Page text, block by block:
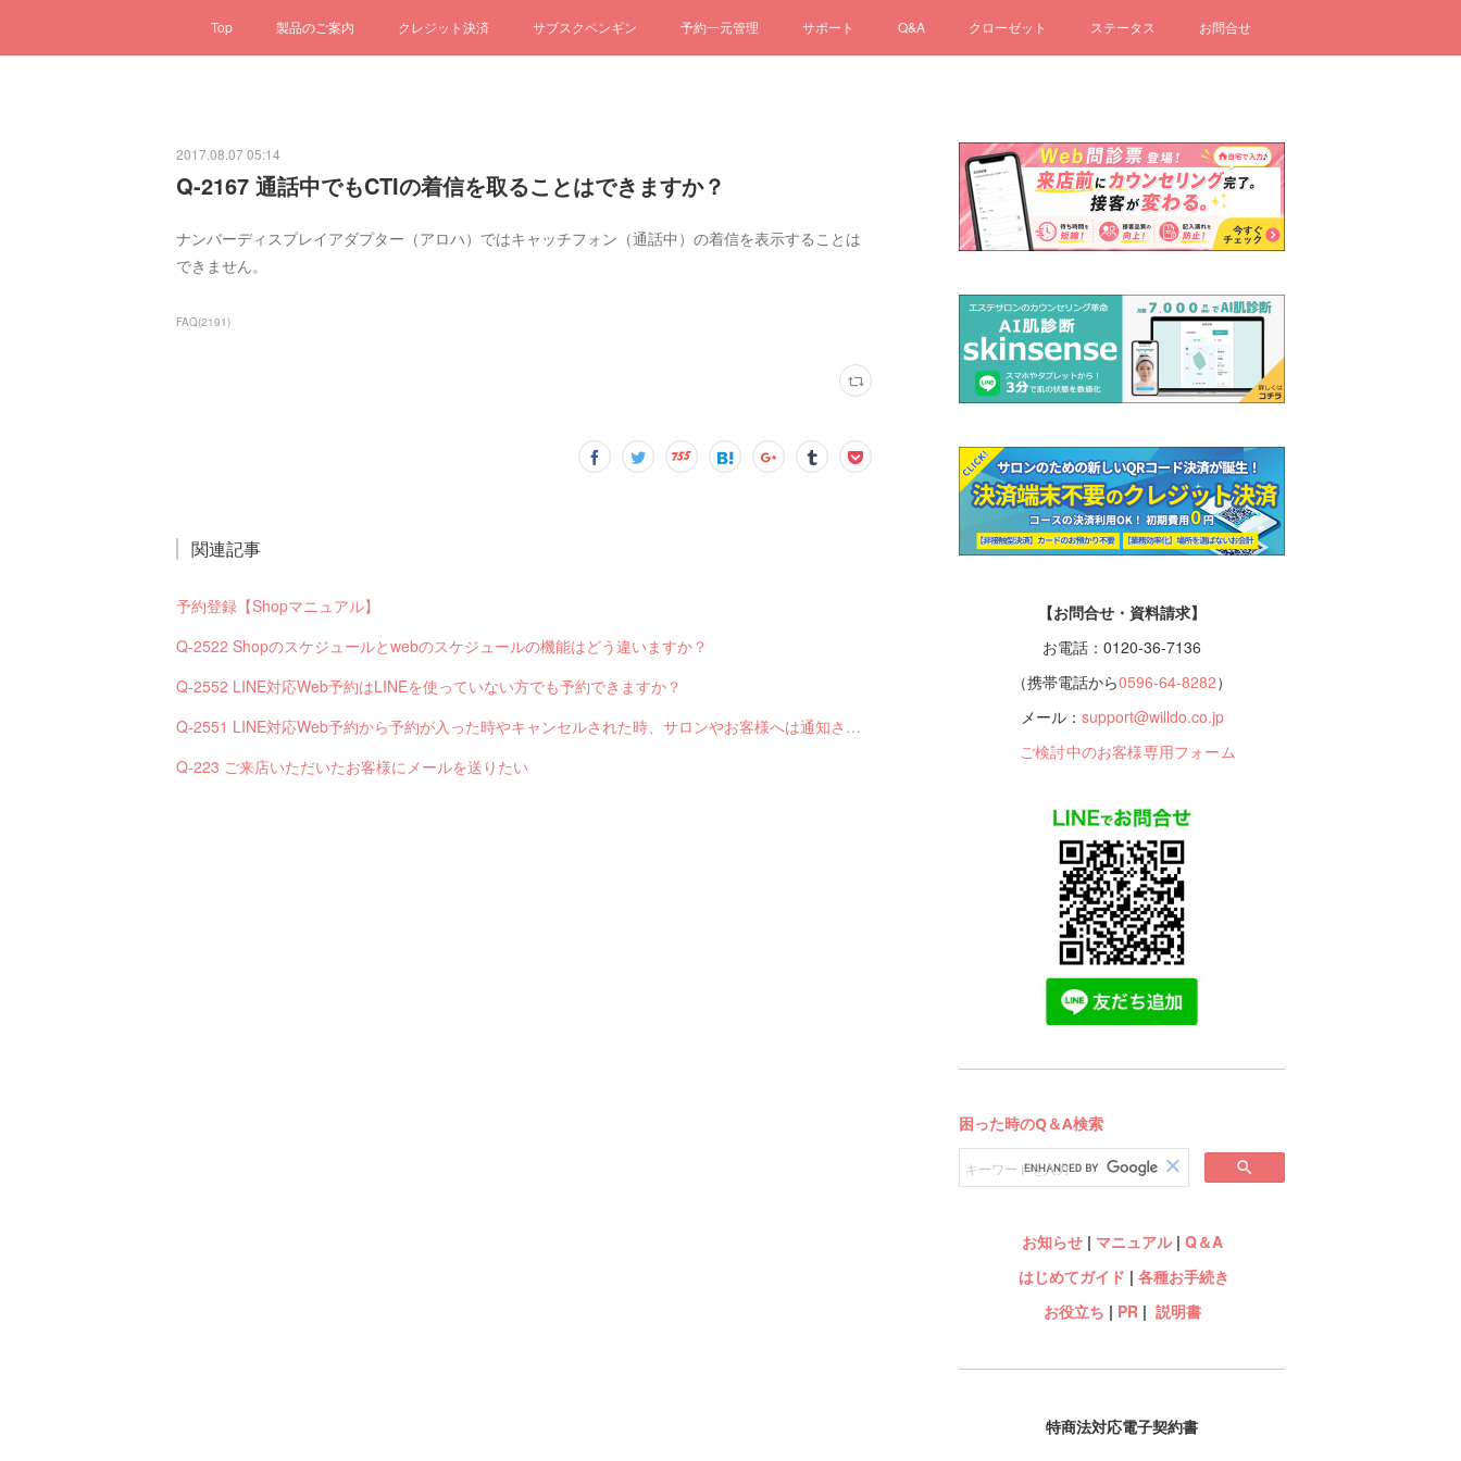
Top 製品のご案内 クレジット決済 サブスクペンギン 予約一元管理 サポート Q&A クローゼット ステータス お問合せ
2017.08.07 05:14
Q-2167 通話中でもCTIの着信を取ることはできますか？
ナンバーディスプレイアダプター（アロハ）ではキャッチフォン（通話中）の着信を表示することは
できません。
FAQ(2191)
関連記事
予約登録【Shopマニュアル】
Q-2522 Shopのスケジュールとwebのスケジュールの機能はどう違いますか？
Q-2552 LINE対応Web予約はLINEを使っていない方でも予約できますか？
Q-2551 LINE対応Web予約から予約が入った時やキャンセルされた時、サロンやお客様へは通知されますか？
Q-223 ご来店いただいたお客様にメールを送りたい
【お問合せ・資料請求】
お電話：0120-36-7136
（携帯電話から0596-64-8282）
メール： support@willdo.co.jp
ご検討中のお客様専用フォーム
お知らせ| マニュアル| Q＆A
はじめてガイド | 各種お手続き
お役立ち | PR| 説明書
特商法対応電子契約書